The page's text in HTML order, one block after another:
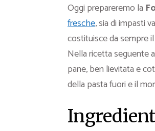
Oggi prepareremo la
fresche, sia di impasti
costituisce da sempre
Nella ricetta seguente
pane, ben lievitata e
della pasta fuori e il